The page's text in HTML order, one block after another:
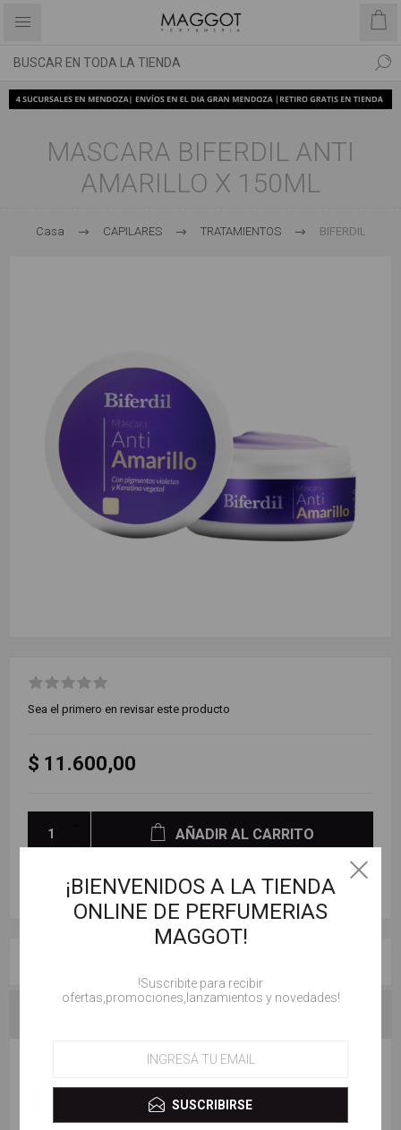
MASCARA BIFERDIL ANTI
AMARILLO X 150ML
Casa CAPILARES TRATAMIENTOS BIFERDIL
Sea el primero en revisar este producto
$ 11.600,00
AÑADIR AL CARRITO
ESCRIBE TU PROPIO COMENTARIO
Solo los usuarios registrados pueden escribir comentarios
¡BIENVENIDOS A LA TIENDA
ONLINE DE PERFUMERIAS
MAGGOT!
!Suscribite para recibir
ofertas,promociones,lanzamientos y novedades!
SUSCRIBIRSE